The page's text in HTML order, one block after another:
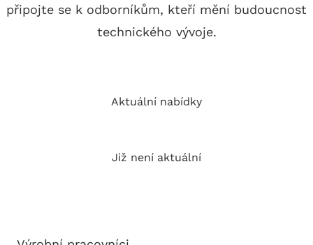
připojte se k odborníkům, kteří mění budoucnost
technického vývoje.
Aktuální nabídky
Již není aktuální